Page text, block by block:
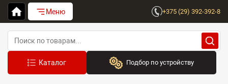
Меню +375 (29) 392-392-8
Подбор по устройству